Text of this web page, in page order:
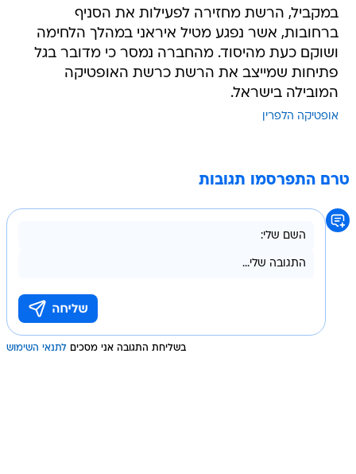
במקביל, הרשת מחזירה לפעילות את הסניף
ברחובות, אשר נפגע מטיל איראני במהלך הלחימה
ושוקם כעת מהיסוד. מהחברה נמסר כי מדובר בגל
פתיחות שמייצב את הרשת כרשת האופטיקה
המובילה בישראל.
אופטיקה הלפרין
טרם התפרסמו תגובות
בשליחת התגובה אני מסכים לתנאי השימוש